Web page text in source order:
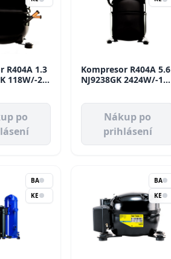
1.3
118W/-23
po
Kompresor R404A 5.6
NJ9238GK 2424W/-10
Nákup po
prihlásení
BA
KE
BA
KE